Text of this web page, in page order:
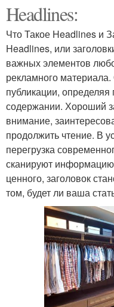
Headlines:
Что Такое Headlines и
Headlines, или
важных элементов
рекламного
публикации,
содержании. Хороший
внимание,
продолжить чтение. В
перегрузка
сканируют информацию
ценного, заголовок
том, будет ли ваша